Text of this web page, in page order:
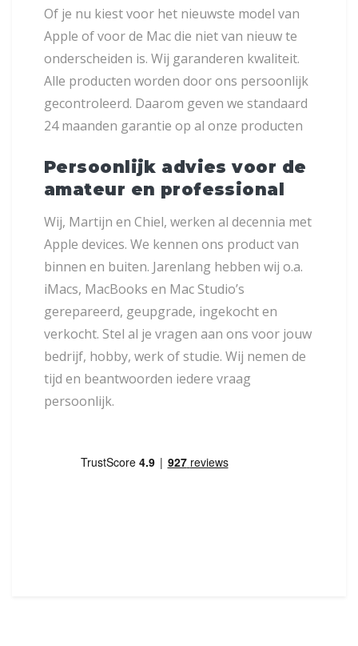
Of je nu kiest voor het nieuwste model van
Apple of voor de Mac die niet van nieuw te
onderscheiden is. Wij garanderen kwaliteit.
Alle producten worden door ons persoonlijk
gecontroleerd. Daarom geven we standaard
24 maanden garantie op al onze producten
Persoonlijk advies voor de
amateur en professional
Wij, Martijn en Chiel, werken al decennia met
Apple devices. We kennen ons product van
binnen en buiten. Jarenlang hebben wij o.a.
iMacs, MacBooks en Mac Studio’s
gerepareerd, geupgrade, ingekocht en
verkocht. Stel al je vragen aan ons voor jouw
bedrijf, hobby, werk of studie. Wij nemen de
tijd en beantwoorden iedere vraag
persoonlijk.